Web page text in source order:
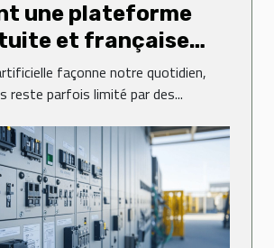
une plateforme
et française
t-elle l'accès à la
?
façonne notre quotidien,
reste parfois limité par des...